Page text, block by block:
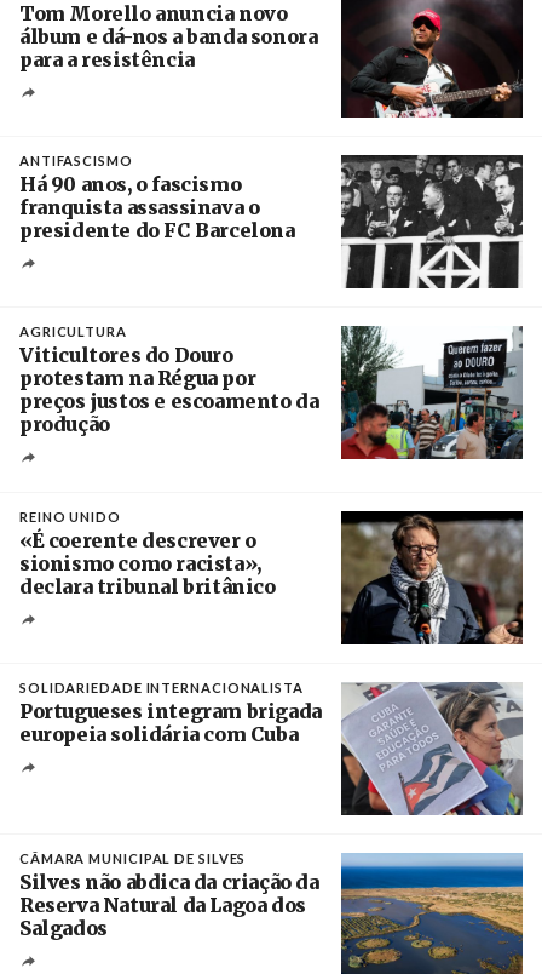
Tom Morello anuncia novo
álbum e dá-nos a banda sonora
para a resistência
ANTIFASCISMO
Há 90 anos, o fascismo
franquista assassinava o
presidente do FC Barcelona
AGRICULTURA
Viticultores do Douro
protestam na Régua por
preços justos e escoamento da
produção
REINO UNIDO
«É coerente descrever o
sionismo como racista»,
declara tribunal britânico
SOLIDARIEDADE INTERNACIONALISTA
Portugueses integram brigada
europeia solidária com Cuba
CÂMARA MUNICIPAL DE SILVES
Silves não abdica da criação da
Reserva Natural da Lagoa dos
Salgados